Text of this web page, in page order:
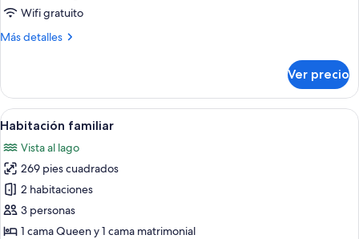
Wifi gratuito
Más detalles
Más
Ver precio
Abrir
todas
las
fotos
de
Habitación
familiar
Un dormitorio con una cama de
3
Habitación familiar
Vista al lago
269 pies cuadrados
2 habitaciones
3 personas
1 cama Queen y 1 cama matrimonial